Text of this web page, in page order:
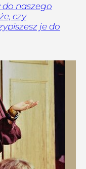
do naszego
czy
je do